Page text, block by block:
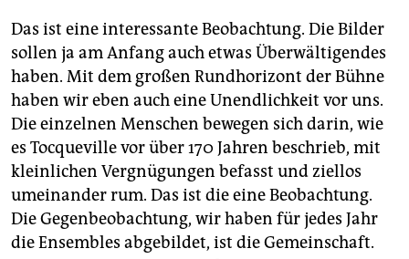
Das ist eine interessante Beobachtung. Die Bilder
sollen ja am Anfang auch etwas Überwältigendes
haben. Mit dem großen Rundhorizont der Bühne
haben wir eben auch eine Unendlichkeit vor uns.
Die einzelnen Menschen bewegen sich darin, wie
es Tocqueville vor über 170 Jahren beschrieb, mit
kleinlichen Vergnügungen befasst und ziellos
umeinander rum. Das ist die eine Beobachtung.
Die Gegenbeobachtung, wir haben für jedes Jahr
die Ensembles abgebildet, ist die Gemeinschaft.